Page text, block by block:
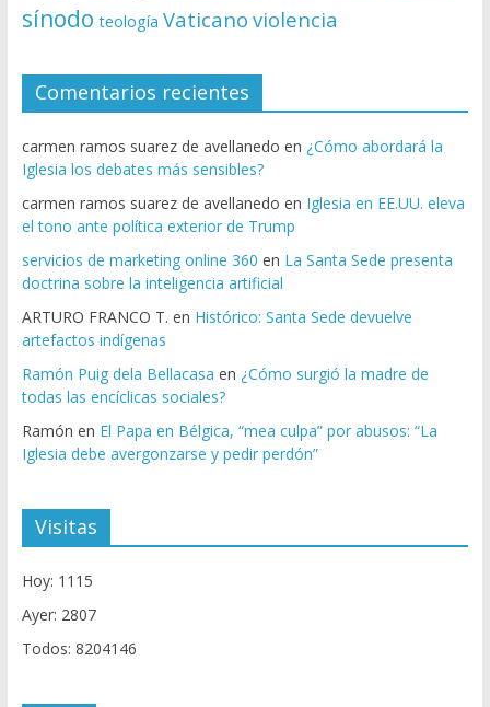
sínodo teología Vaticano violencia
Comentarios recientes
carmen ramos suarez de avellanedo en ¿Cómo abordará la
Iglesia los debates más sensibles?
carmen ramos suarez de avellanedo en Iglesia en EE.UU. eleva
el tono ante política exterior de Trump
servicios de marketing online 360 en La Santa Sede presenta
doctrina sobre la inteligencia artificial
ARTURO FRANCO T. en Histórico: Santa Sede devuelve
artefactos indígenas
Ramón Puig dela Bellacasa en ¿Cómo surgió la madre de
todas las encíclicas sociales?
Ramón en El Papa en Bélgica, “mea culpa” por abusos: “La
Iglesia debe avergonzarse y pedir perdón”
Visitas
Hoy: 1115
Ayer: 2807
Todos: 8204146